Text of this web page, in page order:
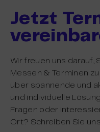
Jetzt
Wir freuen uns darauf,
Messen & Terminen
über spannende und
und individuelle
Fragen oder
Ort? Schreiben Sie